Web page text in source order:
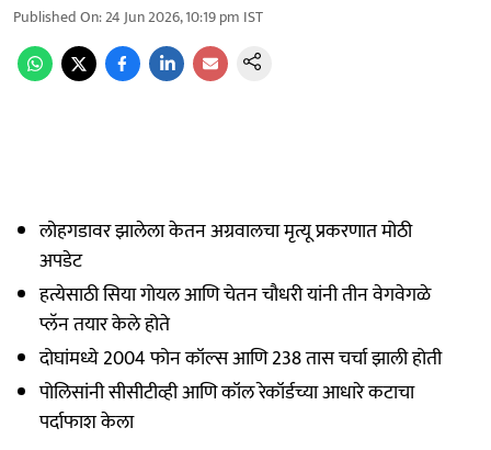
Published On:24 Jun 2026, 10:19 pm IST
लोहगडावर झालेला केतन अग्रवालचा मृत्यू प्रकरणात मोठी
अपडेट
हत्येसाठी सिया गोयल आणि चेतन चौधरी यांनी तीन वेगवेगळे
प्लॅन तयार केले होते
दोघांमध्ये 2004 फोन कॉल्स आणि 238 तास चर्चा झाली होती
पोलिसांनी सीसीटीव्ही आणि कॉल रेकॉर्डच्या आधारे कटाचा
पर्दाफाश केला